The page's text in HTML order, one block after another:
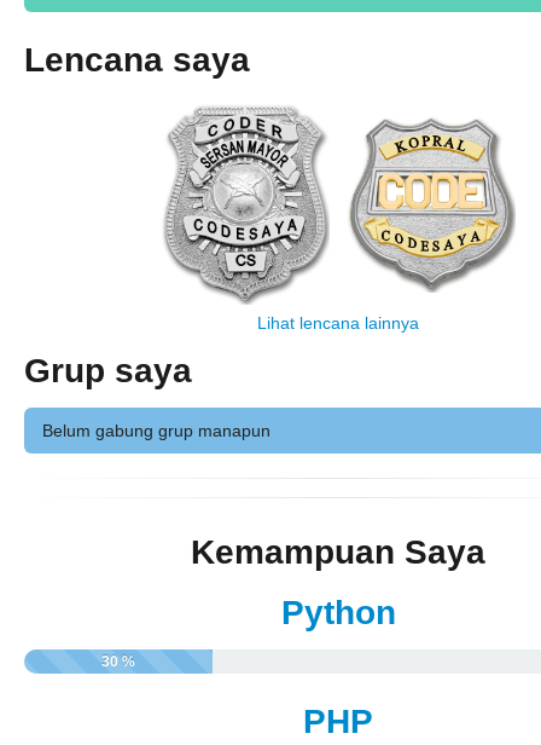
Lencana saya
Lihat lencana lainnya
Grup saya
Belum gabung grup manapun
Kemampuan Saya
Python
30 %
PHP